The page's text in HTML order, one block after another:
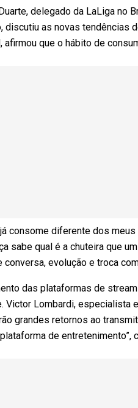
delegado da LaLiga no
discutiu as novas tendências
afirmou que o hábito de
consome diferente dos
sabe qual é a chuteira que
evolução e troca
das plataformas de
Victor Lombardi, especialista
grandes retornos ao
de entretenimento”,